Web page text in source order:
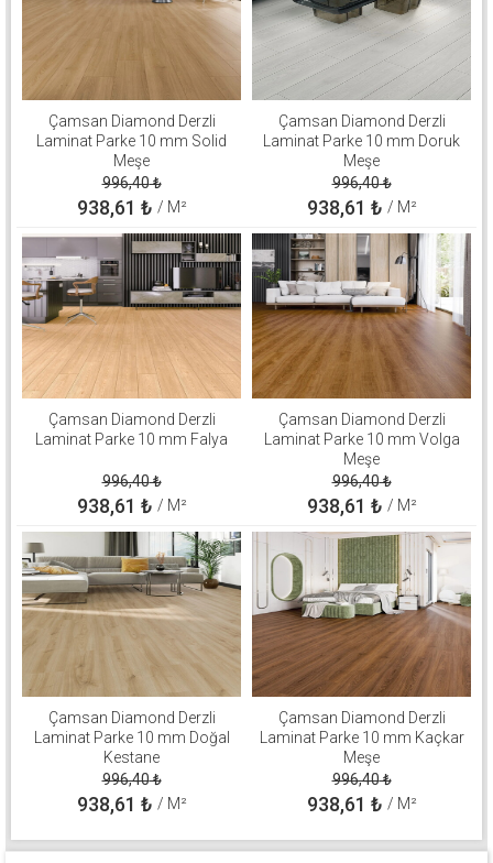
Çamsan Diamond Derzli
Laminat Parke 10 mm Solid
Meşe
996,40₺
938,61 ₺ / M²
Çamsan Diamond Derzli
Laminat Parke 10 mm Doruk
Meşe
996,40₺
938,61 ₺ / M²
Çamsan Diamond Derzli
Laminat Parke 10 mm Falya
996,40₺
938,61 ₺ / M²
Çamsan Diamond Derzli
Laminat Parke 10 mm Volga
Meşe
996,40₺
938,61 ₺ / M²
Çamsan Diamond Derzli
Laminat Parke 10 mm Doğal
Kestane
996,40₺
938,61 ₺ / M²
Çamsan Diamond Derzli
Laminat Parke 10 mm Kaçkar
Meşe
996,40₺
938,61 ₺ / M²